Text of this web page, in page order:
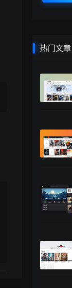
热门文章